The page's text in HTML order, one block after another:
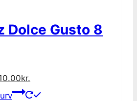
Dolce Gusto 8
price
kr.
price